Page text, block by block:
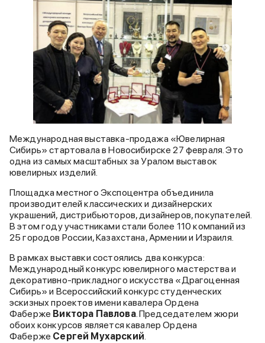
Международная выставка-продажа «Ювелирная
Сибирь» стартовала в Новосибирске 27 февраля. Это
одна из самых масштабных за Уралом выставок
ювелирных изделий.
Площадка местного Экспоцентра объединила
производителей классических и дизайнерских
украшений, дистрибьюторов, дизайнеров, покупателей.
В этом году участниками стали более 110 компаний из
25 городов России, Казахстана, Армении и Израиля.
В рамках выставки состоялись два конкурса:
Международный конкурс ювелирного мастерства и
декоративно-прикладного искусства «Драгоценная
Сибирь» и Всероссийский конкурс студенческих
эскизных проектов имени кавалера Ордена
Фаберже Виктора Павлова. Председателем жюри
обоих конкурсов является кавалер Ордена
Фаберже Сергей Мухарский.